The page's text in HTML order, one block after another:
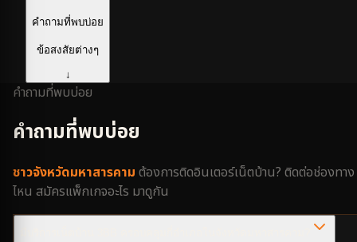
คำถามที่พบบ่อย
ข้อสงสัยต่างๆ
↓
คำถามที่พบบ่อย
คำถามที่พบบ่อย
ชาวจังหวัดมหาสารคาม ต้องการติดอินเตอร์เน็ตบ้าน? ติดต่อช่องทาง
ไหน สมัครแพ็กเกจอะไร มาดูกัน